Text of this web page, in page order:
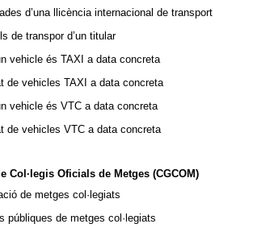
d’una llicència internacional de transport
de transpor d’un titular
vehicle és TAXI a data concreta
de vehicles TAXI a data concreta
vehicle és VTC a data concreta
de vehicles VTC a data concreta
Col·legis Oficials de Metges (CGCOM)
de metges col·legiats
públiques de metges col·legiats